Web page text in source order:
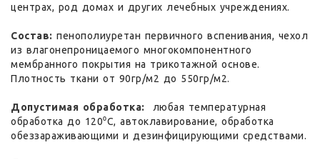
центрах, род домах и других лечебных учреждениях.
Состав: пенополиуретан первичного вспенивания, чехол
из влагонепроницаемого многокомпонентного
мембранного покрытия на трикотажной основе.
Плотность ткани от 90гр/м2 до 550гр/м2.
Допустимая обработка:
любая температурная
обработка до 120⁰С, автоклавирование, обработка
обеззараживающими и дезинфицирующими средствами.